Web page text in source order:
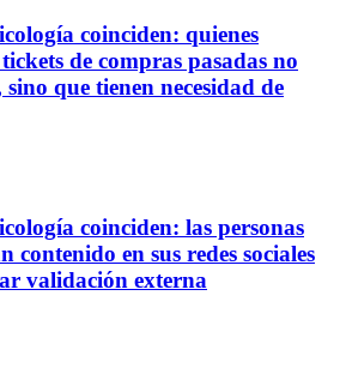
coinciden: quienes
de compras pasadas no
que tienen necesidad de
coinciden: las personas
contenido en sus redes sociales
validación externa